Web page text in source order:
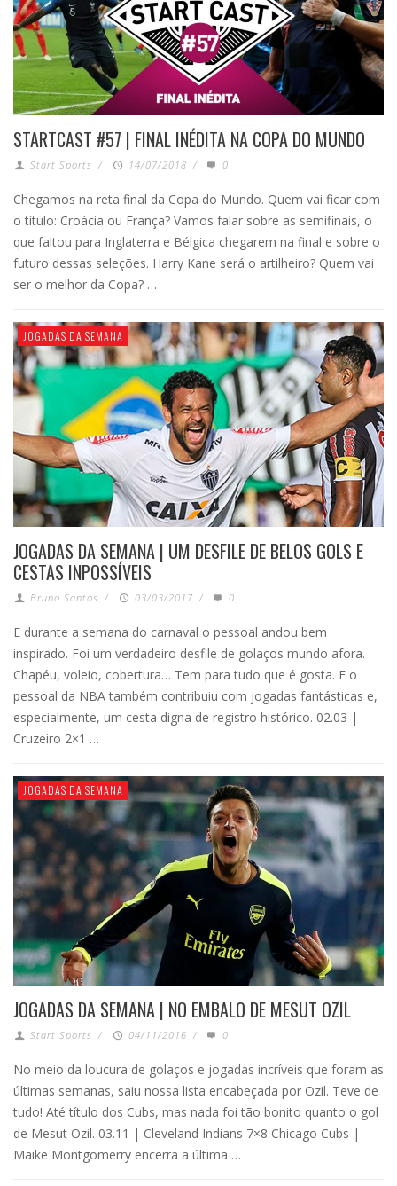
STARTCAST #57 | FINAL INÉDITA NA COPA DO MUNDO
Start Sports / 14/07/2018 / 0
Chegamos na reta final da Copa do Mundo. Quem vai ficar com
o título: Croácia ou França? Vamos falar sobre as semifinais, o
que faltou para Inglaterra e Bélgica chegarem na final e sobre o
futuro dessas seleções. Harry Kane será o artilheiro? Quem vai
ser o melhor da Copa? …
JOGADAS DA SEMANA
JOGADAS DA SEMANA | UM DESFILE DE BELOS GOLS E
CESTAS INPOSSÍVEIS
Bruno Santos / 03/03/2017 / 0
E durante a semana do carnaval o pessoal andou bem
inspirado. Foi um verdadeiro desfile de golaços mundo afora.
Chapéu, voleio, cobertura… Tem para tudo que é gosta. E o
pessoal da NBA também contribuiu com jogadas fantásticas e,
especialmente, um cesta digna de registro histórico. 02.03 |
Cruzeiro 2×1 …
JOGADAS DA SEMANA
JOGADAS DA SEMANA | NO EMBALO DE MESUT OZIL
Start Sports / 04/11/2016 / 0
No meio da loucura de golaços e jogadas incríveis que foram as
últimas semanas, saiu nossa lista encabeçada por Ozil. Teve de
tudo! Até título dos Cubs, mas nada foi tão bonito quanto o gol
de Mesut Ozil. 03.11 | Cleveland Indians 7×8 Chicago Cubs |
Maike Montgomerry encerra a última …